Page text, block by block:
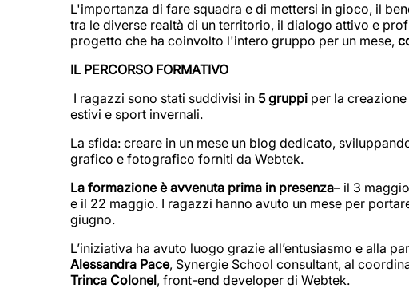
L'importanza di fare squadra e di mettersi in gioco, il
tra le diverse realtà di un territorio, il dialogo attivo e
progetto che ha coinvolto l'intero gruppo per un mese,
IL PERCORSO FORMATIVO
I ragazzi sono stati suddivisi in 5 gruppi per la creazione
estivi e sport invernali.
La sfida: creare in un mese un blog dedicato,
grafico e fotografico forniti da Webtek.
La formazione è avvenuta prima in presenza– il 3
e il 22 maggio. I ragazzi hanno avuto un mese per
giugno.
L’iniziativa ha avuto luogo grazie all’entusiasmo e alla
Alessandra Pace, Synergie School consultant, al
Trinca Colonel, front-end developer di Webtek.